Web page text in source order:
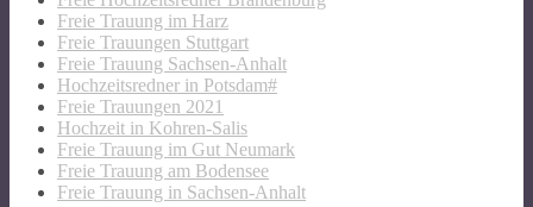
Freie Trauung im Harz
Freie Trauungen Stuttgart
Freie Trauung Sachsen-Anhalt
Hochzeitsredner in Potsdam#
Freie Trauungen 2021
Hochzeit in Kohren-Salis
Freie Trauung im Gut Neumark
Freie Trauung am Bodensee
Freie Trauung in Sachsen-Anhalt